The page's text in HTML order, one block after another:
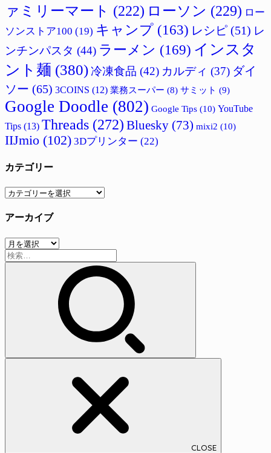
ァミリーマート (222) ローソン (229) ロー
ソンストア100 (19) キャンプ (163) レシピ (51) レ
ンチンパスタ (44) ラーメン (169) インスタ
ント麺 (380)冷凍食品 (42) カルディ (37) ダイ
ソー (65) 3COINS (12) 業務スーパー (8) サミット (9)
Google Doodle (802) Google Tips (10) YouTube
Tips (13) Threads (272) Bluesky (73) mixi2 (10)
IIJmio (102) 3Dプリンター (22)
カテゴリー
カ
ゴ
ー
アーカイブ
ア
ー
検
索:
CLOSE